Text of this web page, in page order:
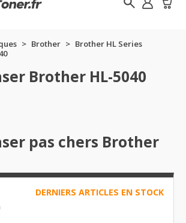
Brother
Brother HL Series
Brother HL-5040
pas chers Brother
DERNIERS ARTICLES EN STOCK